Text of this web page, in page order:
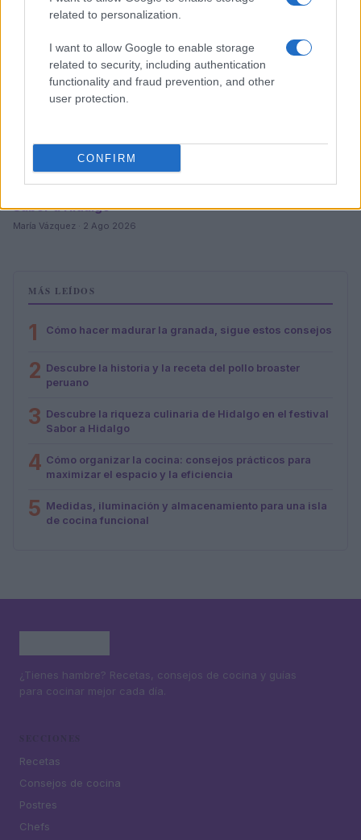
related to personalization.
I want to allow Google to enable storage
related to security, including authentication
functionality and fraud prevention, and other
user protection.
CONFIRM
Sabor a Hidalgo
María Vázquez · 2 Ago 2026
MÁS LEÍDOS
1 Cómo hacer madurar la granada, sigue estos consejos
2 Descubre la historia y la receta del pollo broaster
peruano
3 Descubre la riqueza culinaria de Hidalgo en el festival
Sabor a Hidalgo
4 Cómo organizar la cocina: consejos prácticos para
maximizar el espacio y la eficiencia
5 Medidas, iluminación y almacenamiento para una isla
de cocina funcional
¿Tienes hambre? Recetas, consejos de cocina y guías
para cocinar mejor cada día.
Recetas
Consejos de cocina
Postres
Chefs